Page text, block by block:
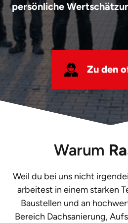
persönliche
Zu den
Warum
Weil du bei uns nicht
arbeitest in einem starken
Baustellen und an
Bereich Dachsanierung,